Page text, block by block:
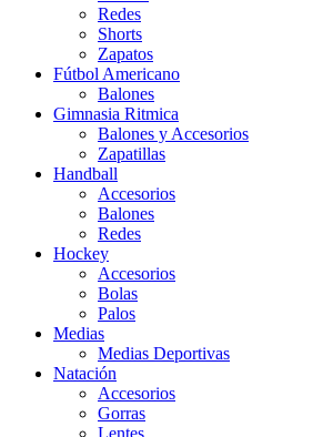
Redes
Shorts
Zapatos
Fútbol Americano
Balones
Gimnasia Ritmica
Balones y Accesorios
Zapatillas
Handball
Accesorios
Balones
Redes
Hockey
Accesorios
Bolas
Palos
Medias
Medias Deportivas
Natación
Accesorios
Gorras
Lentes